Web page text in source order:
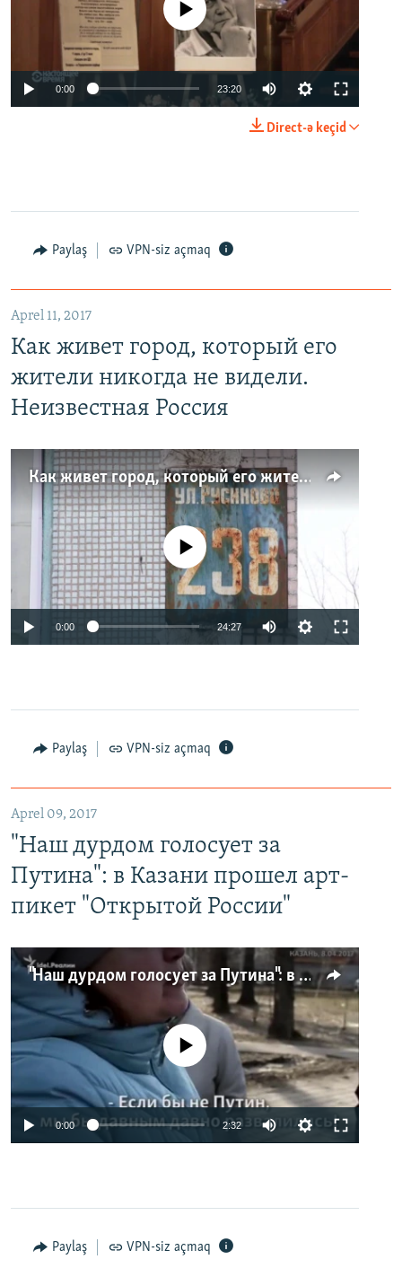
No media source currently available
0:00 23:20
Direct-ə keçid
Paylaş VPN-siz açmaq
Aprel 11, 2017
Как живет город, который его
жители никогда не видели.
Неизвестная Россия
Как живет город, который его жители никогда не видели. Неизвестная Россия
No media source currently available
0:00 24:27
Paylaş VPN-siz açmaq
Aprel 09, 2017
"Наш дурдом голосует за
Путина": в Казани прошел арт-
пикет "Открытой России"
"Наш дурдом голосует за Путина": в Казани прошел арт-пикет "Открытой России"
No media source currently available
0:00 2:32
Paylaş VPN-siz açmaq